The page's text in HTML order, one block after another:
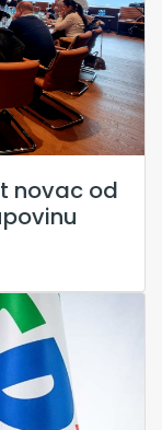
novac od